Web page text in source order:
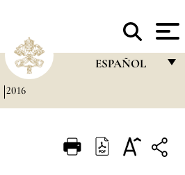
ESPAÑOL
ITALIANO
2016